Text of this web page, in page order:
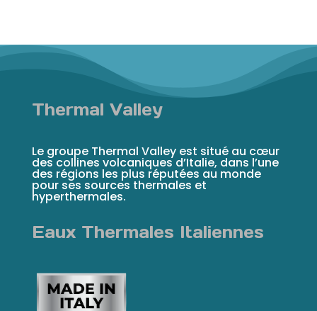
Thermal Valley
Le groupe Thermal Valley est situé au cœur
des collines volcaniques d’Italie, dans l’une
des régions les plus réputées au monde
pour ses sources thermales et
hyperthermales.
Eaux Thermales Italiennes